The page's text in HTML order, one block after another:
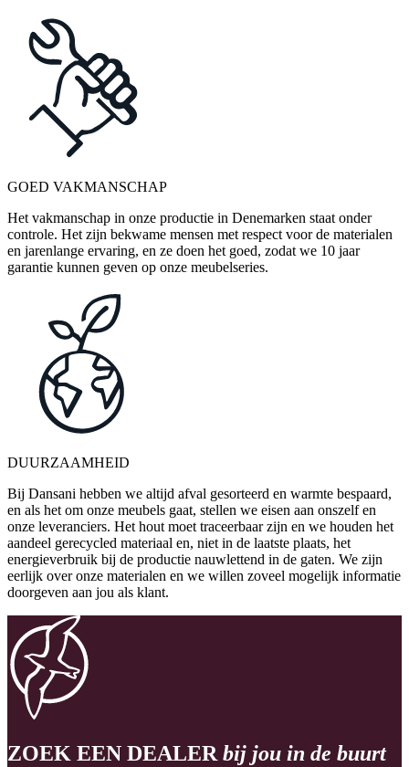
GOED VAKMANSCHAP
Het vakmanschap in onze productie in Denemarken staat onder
controle. Het zijn bekwame mensen met respect voor de materialen
en jarenlange ervaring, en ze doen het goed, zodat we 10 jaar
garantie kunnen geven op onze meubelseries.
DUURZAAMHEID
Bij Dansani hebben we altijd afval gesorteerd en warmte bespaard,
en als het om onze meubels gaat, stellen we eisen aan onszelf en
onze leveranciers. Het hout moet traceerbaar zijn en we houden het
aandeel gerecycled materiaal en, niet in de laatste plaats, het
energieverbruik bij de productie nauwlettend in de gaten. We zijn
eerlijk over onze materialen en we willen zoveel mogelijk informatie
doorgeven aan jou als klant.
ZOEK EEN DEALER bij jou in de buurt